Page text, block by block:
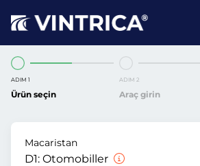
ADIM 1
Ürün seçin
ADIM 2
Araç girin
Macaristan
D1: Otomobiller